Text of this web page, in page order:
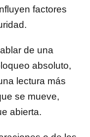
factores
de una
absoluto,
lectura más
se mueve,
abierta.